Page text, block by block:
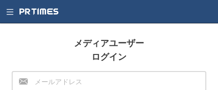
メディアユーザー
ログイン